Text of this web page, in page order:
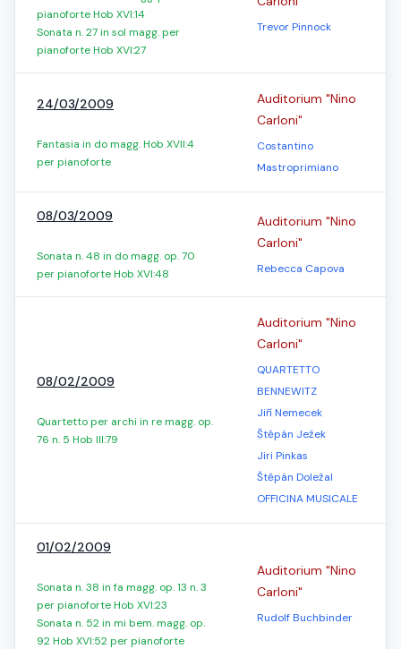
pianoforte Hob XVI:14
Sonata n. 27 in sol magg. per
pianoforte Hob XVI:27
Trevor Pinnock
24/03/2009
Fantasia in do magg. Hob XVII:4
per pianoforte
Auditorium "Nino
Carloni"
Costantino
Mastroprimiano
08/03/2009
Sonata n. 48 in do magg. op. 70
per pianoforte Hob XVI:48
Auditorium "Nino
Carloni"
Rebecca Capova
08/02/2009
Quartetto per archi in re magg. op.
76 n. 5 Hob III:79
Auditorium "Nino
Carloni"
QUARTETTO
BENNEWITZ
Jiří Nemecek
Štěpán Ježek
Jiri Pinkas
Štěpán Doležal
OFFICINA MUSICALE
01/02/2009
Sonata n. 38 in fa magg. op. 13 n. 3
per pianoforte Hob XVI:23
Sonata n. 52 in mi bem. magg. op.
92 Hob XVI:52 per pianoforte
Auditorium "Nino
Carloni"
Rudolf Buchbinder